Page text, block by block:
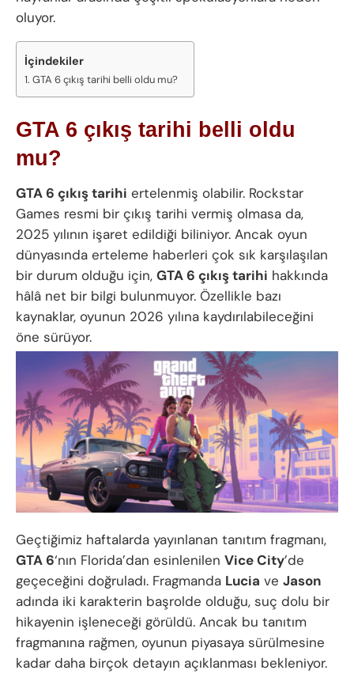
oluyor.
İçindekiler
GTA 6 çıkış tarihi belli oldu mu?
GTA 6 çıkış tarihi belli oldu
mu?
GTA 6 çıkış tarihi ertelenmiş olabilir. Rockstar
Games resmi bir çıkış tarihi vermiş olmasa da,
2025 yılının işaret edildiği biliniyor. Ancak oyun
dünyasında erteleme haberleri çok sık karşılaşılan
bir durum olduğu için, GTA 6 çıkış tarihi hakkında
hâlâ net bir bilgi bulunmuyor. Özellikle bazı
kaynaklar, oyunun 2026 yılına kaydırılabileceğini
öne sürüyor.
Geçtiğimiz haftalarda yayınlanan tanıtım fragmanı,
GTA 6‘nın Florida’dan esinlenilen Vice City’de
geçeceğini doğruladı. Fragmanda Lucia ve Jason
adında iki karakterin başrolde olduğu, suç dolu bir
hikayenin işleneceği görüldü. Ancak bu tanıtım
fragmanına rağmen, oyunun piyasaya sürülmesine
kadar daha birçok detayın açıklanması bekleniyor.